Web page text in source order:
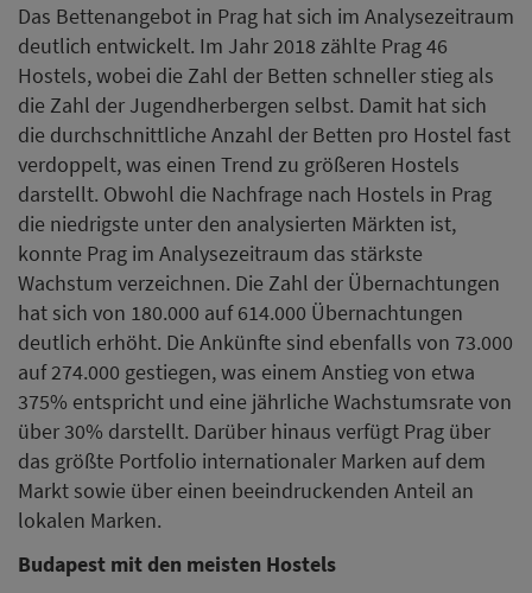
Das Bettenangebot in Prag hat sich im Analysezeitraum
deutlich entwickelt. Im Jahr 2018 zählte Prag 46
Hostels, wobei die Zahl der Betten schneller stieg als
die Zahl der Jugendherbergen selbst. Damit hat sich
die durchschnittliche Anzahl der Betten pro Hostel fast
verdoppelt, was einen Trend zu größeren Hostels
darstellt. Obwohl die Nachfrage nach Hostels in Prag
die niedrigste unter den analysierten Märkten ist,
konnte Prag im Analysezeitraum das stärkste
Wachstum verzeichnen. Die Zahl der Übernachtungen
hat sich von 180.000 auf 614.000 Übernachtungen
deutlich erhöht. Die Ankünfte sind ebenfalls von 73.000
auf 274.000 gestiegen, was einem Anstieg von etwa
375% entspricht und eine jährliche Wachstumsrate von
über 30% darstellt. Darüber hinaus verfügt Prag über
das größte Portfolio internationaler Marken auf dem
Markt sowie über einen beeindruckenden Anteil an
lokalen Marken.
Budapest mit den meisten Hostels